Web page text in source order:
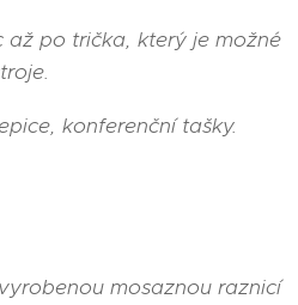
až po trička, který je možné
konferenční tašky.
mosaznou raznicí